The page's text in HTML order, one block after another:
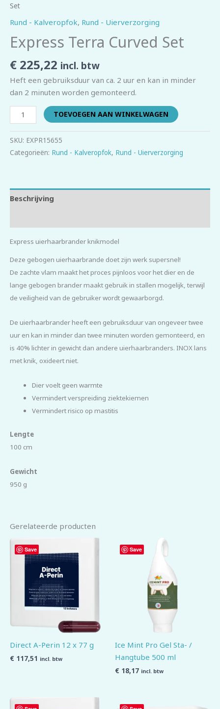
Set
Rund - Kalveropfok, Rund - Uierverzorging
Express Terra Curved Set
€ 225,22 incl. btw
Heft een gebruiksduur van ca. 2 uur en kan in minder
dan 2 minuten worden gemonteerd.
TOEVOEGEN AAN WINKELWAGEN
SKU: EXPR15655
Categorieën: Rund - Kalveropfok, Rund - Uierverzorging
Beschrijving
Express uierhaarbrander knikmodel
Deze gebogen uierhaarbrande doet zijn werk supersnel!
De zachte vlam maakt het proces pijnloos voor het dier en de
lange gebogen brander maakt gebruik in stallen mogelijk, terwijl
de veiligheid van de gebruiker wordt gewaarborgd.
De uierhaarbrander heeft een gebruiksduur van ongeveer twee
uur en kan in minder dan twee minuten worden gemonteerd, en
is 40% lichter in gewicht dan andere uierhaarbranders. INOX lans
met knik, oxideert niet.
Dier voelt geen warmte
Vermindert verspreiding ziektekiemen
Vermindert risico op mastitis
Lengte
100 cm
Gewicht
950 g
Gerelateerde producten
Save
Direct A-Perin 12 x 77 g
€ 117,51 incl. btw
Save
Ice Mint Pro Gel Sta- /
Hangtube 500 ml
€ 18,17 incl. btw